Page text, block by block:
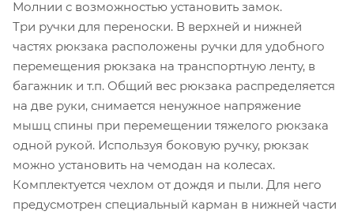
Молнии с возможностью установить замок.
Три ручки для переноски. В верхней и нижней
частях рюкзака расположены ручки для удобного
перемещения рюкзака на транспортную ленту, в
багажник и т.п. Общий вес рюкзака распределяется
на две руки, снимается ненужное напряжение
мышц спины при перемещении тяжелого рюкзака
одной рукой. Используя боковую ручку, рюкзак
можно установить на чемодан на колесах.
Комплектуется чехлом от дождя и пыли. Для него
предусмотрен специальный карман в нижней части